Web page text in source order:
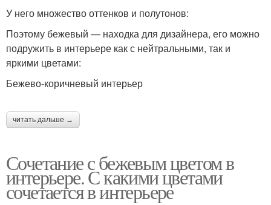
У него множество оттенков и полутонов:
Поэтому бежевый — находка для дизайнера, его можно
подружить в интерьере как с нейтральными, так и
яркими цветами:
Бежево-коричневый интерьер
читать дальше →
Сочетание с бежевым цветом в
интерьере. С какими цветами
сочетается в интерьере